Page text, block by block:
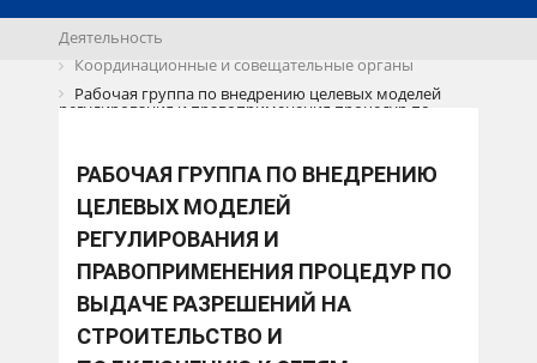
Деятельность
Координационные и совещательные органы
Рабочая группа по внедрению целевых моделей
регулирования и правоприменения процедур по
РАБОЧАЯ ГРУППА ПО ВНЕДРЕНИЮ
ЦЕЛЕВЫХ МОДЕЛЕЙ
РЕГУЛИРОВАНИЯ И
ПРАВОПРИМЕНЕНИЯ ПРОЦЕДУР ПО
ВЫДАЧЕ РАЗРЕШЕНИЙ НА
СТРОИТЕЛЬСТВО И